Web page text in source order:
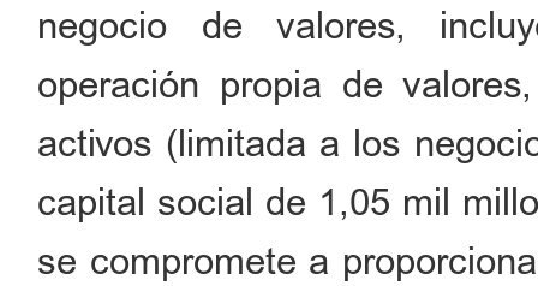
negocio de valores,
operación propia de
activos (limitada a los
capital social de 1,05 mil
se compromete a